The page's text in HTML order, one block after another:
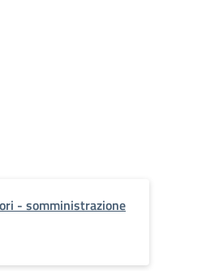
- somministrazione